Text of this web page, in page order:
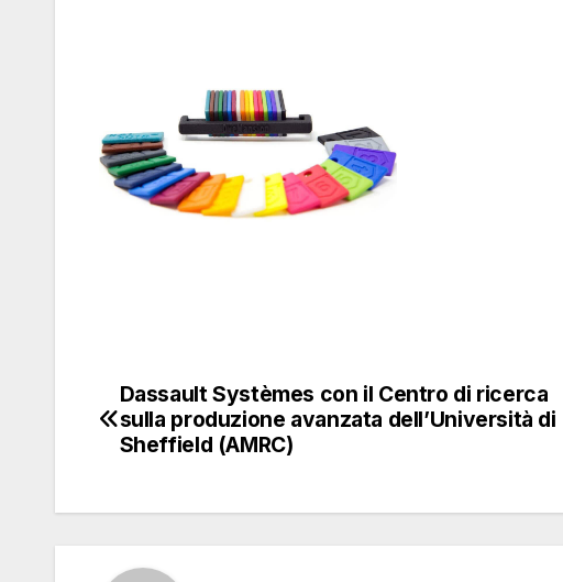
Navigazione
articoli
Dassault Systèmes con il Centro di ricerca
sulla produzione avanzata dell’Università di
Sheffield (AMRC)